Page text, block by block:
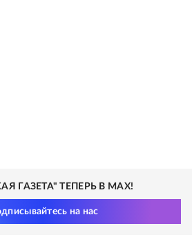
ГАЗЕТА" ТЕПЕРЬ В MAX!
на нас